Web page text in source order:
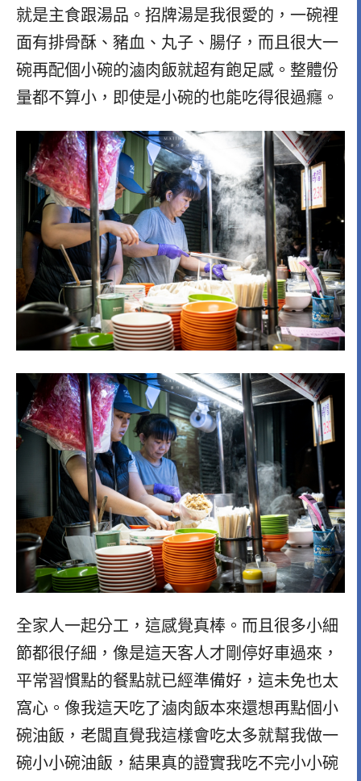
就是主食跟湯品。招牌湯是我很愛的，一碗裡
面有排骨酥、豬血、丸子、腸仔，而且很大一
碗再配個小碗的滷肉飯就超有飽足感。整體份
量都不算小，即使是小碗的也能吃得很過癮。
全家人一起分工，這感覺真棒。而且很多小細
節都很仔細，像是這天客人才剛停好車過來，
平常習慣點的餐點就已經準備好，這未免也太
窩心。像我這天吃了滷肉飯本來還想再點個小
碗油飯，老闆直覺我這樣會吃太多就幫我做一
碗小小碗油飯，結果真的證實我吃不完小小碗